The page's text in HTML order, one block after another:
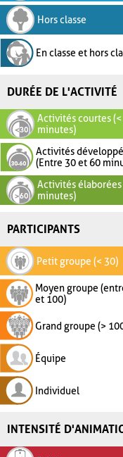
Hors classe
En classe et hors
DURÉE DE L'ACTIVITÉ
Activités courtes
minutes)
Activités
(Entre 30 et 60
Activités élaborées
minutes)
PARTICIPANTS
Petit groupe (< 30)
Moyen groupe
et 100)
Grand groupe (>
Équipe
Individuel
INTENSITÉ